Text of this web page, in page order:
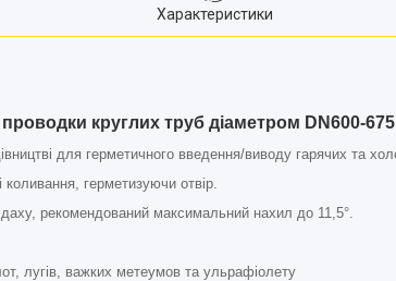
Характеристики
круглих труб діаметром DN600-675
для герметичного введення/виводу гарячих та
герметизуючи отвір.
рекомендований максимальний нахил до 11,5°.
лугів, важких метеумов та ульрафіолету